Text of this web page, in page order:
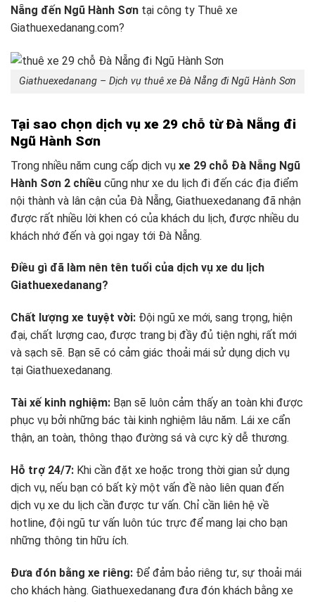
Nẵng đến Ngũ Hành Sơn tại công ty Thuê xe
Giathuexedanang.com?
Giathuexedanang – Dịch vụ thuê xe Đà Nẵng đi Ngũ Hành Sơn
Tại sao chọn dịch vụ xe 29 chỗ từ Đà Nẵng đi
Ngũ Hành Sơn
Trong nhiều năm cung cấp dịch vụ xe 29 chỗ Đà Nẵng Ngũ
Hành Sơn 2 chiều cũng như xe du lịch đi đến các địa điểm
nội thành và lân cận của Đà Nẵng, Giathuexedanang đã nhận
được rất nhiều lời khen có của khách du lịch, được nhiều du
khách nhớ đến và gọi ngay tới Đà Nẵng.
Điều gì đã làm nên tên tuổi của dịch vụ xe du lịch
Giathuexedanang?
Chất lượng xe tuyệt vời: Đội ngũ xe mới, sang trọng, hiện
đại, chất lượng cao, được trang bị đầy đủ tiện nghi, rất mới
và sạch sẽ. Bạn sẽ có cảm giác thoải mái sử dụng dịch vụ
tại Giathuexedanang.
Tài xế kinh nghiệm: Bạn sẽ luôn cảm thấy an toàn khi được
phục vụ bởi những bác tài kinh nghiệm lâu năm. Lái xe cẩn
thận, an toàn, thông thạo đường sá và cực kỳ dễ thương.
Hỗ trợ 24/7: Khi cần đặt xe hoặc trong thời gian sử dụng
dịch vụ, nếu bạn có bất kỳ một vấn đề nào liên quan đến
dịch vụ xe du lịch cần được tư vấn. Chỉ cần liên hệ về
hotline, đội ngũ tư vấn luôn túc trực để mang lại cho bạn
những thông tin hữu ích.
Đưa đón bằng xe riêng: Để đảm bảo riêng tư, sự thoải mái
cho khách hàng. Giathuexedanang đưa đón khách bằng xe